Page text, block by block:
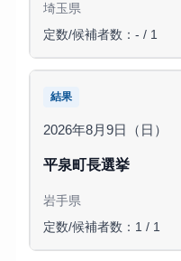
埼玉県
定数/候補者数：- / 1
結果
2026年8月9日（日）
平泉町長選挙
岩手県
定数/候補者数：1 / 1